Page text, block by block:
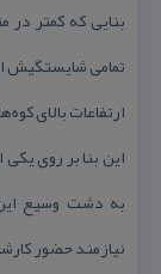
بنایی كه كمتر
تمامی شایستگیش
ارتفاعات بالای
این بنا بر روی
به دشت وسیع
نیازمند حضور